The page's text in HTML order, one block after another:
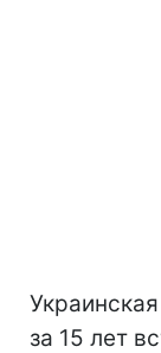
за 15 лет